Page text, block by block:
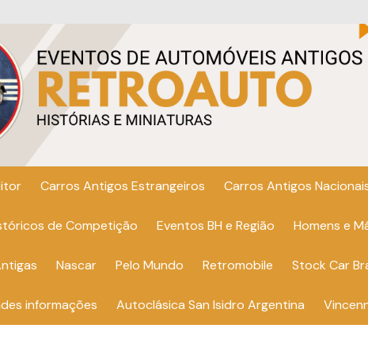
Carros Antigos Estrangeiros Carros Antigos
de Competição Eventos BH e Região Homens e
Nascar Pelo Mundo Retromobile Stock Car
informações Autoclásica San Isidro Argentina